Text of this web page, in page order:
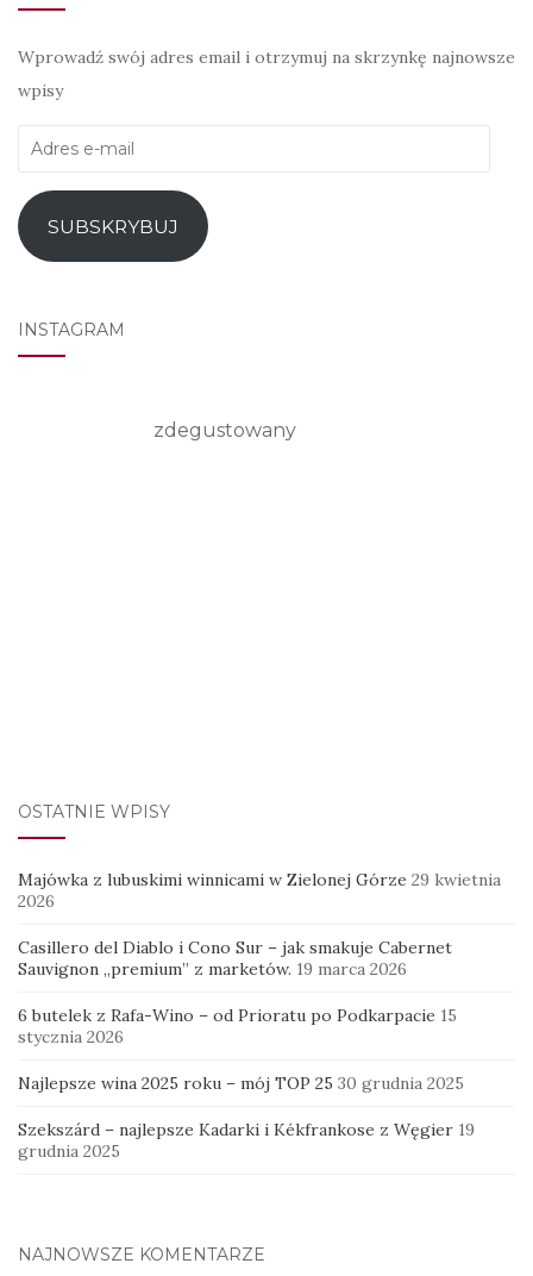
Wprowadź swój adres email i otrzymuj na skrzynkę najnowsze
wpisy
Adres
mail
SUBSKRYBUJ
INSTAGRAM
zdegustowany
OSTATNIE WPISY
Majówka z lubuskimi winnicami w Zielonej Górze 29 kwietnia
2026
Casillero del Diablo i Cono Sur – jak smakuje Cabernet
Sauvignon „premium” z marketów. 19 marca 2026
6 butelek z Rafa-Wino – od Prioratu po Podkarpacie 15
stycznia 2026
Najlepsze wina 2025 roku – mój TOP 25 30 grudnia 2025
Szekszárd – najlepsze Kadarki i Kékfrankose z Węgier 19
grudnia 2025
NAJNOWSZE KOMENTARZE